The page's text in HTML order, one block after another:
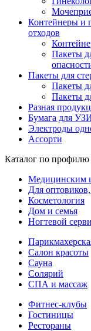
Контейнеры и
отходов
Пакеты
Пакеты для
Пакеты
Пакеты
Разная
Бумага для
Электроды
Ассорти
Каталог по профилю
Медицинским
Для
Косметология
Дом и семья
Ногтевой
Салон красоты
Сауна
Солярий
СПА и массаж
Фитнес-клубы
Гостиницы
Рестораны